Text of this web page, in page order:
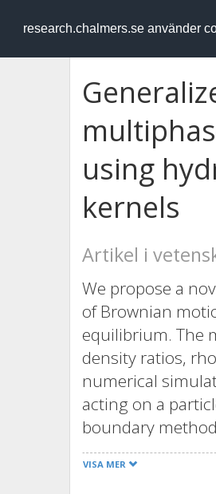
research.chalmers.se använder
RESEARCH
using
kernels
Artikel i
We propose a
of Brownian
equilibrium. The
density ratios,
numerical
acting on a
boundary
velocity history
memory kernel
VISA MER